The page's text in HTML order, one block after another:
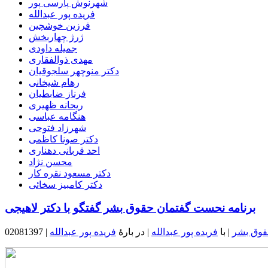
شهرنوش پارسی پور
فریده پور عبدالله
فرزین خوشچین
ژرژ چهاربخش
جمیله داودی
مهدی ذوالفقاری
دکتر منوچهر سلجوقیان
رهام شیخانی
فرناز ضابطیان
ریحانه ظهیری
هنگامه عباسی
شهرزاد فتوحی
دکتر صونا کاظمی
احد قربانی دهناری
محسن نژاد
دکتر مسعود نقره کار
دکتر کامبیز سخائی
برنامه نحست گفتمان حقوق بشر گفتگو با دکتر لاهیجی
02081397 | بشر | با فریده پور عبدالله | در بارۀ فریده پور عبدالله